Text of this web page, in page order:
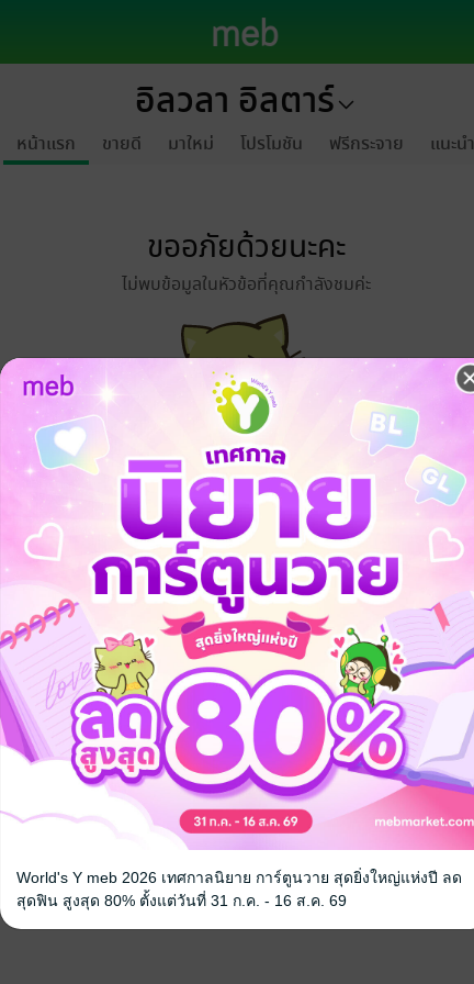
อิลวลา อิลตาร์
หน้าแรก ขายดี มาใหม่ โปรโมชัน ฟรีกระจาย แนะนำ
ขออภัยด้วยนะคะ
ไม่พบข้อมูลในหัวข้อที่คุณกำลังชมค่ะ
World's Y meb 2026 เทศกาลนิยาย การ์ตูนวาย สุดยิ่งใหญ่แห่งปี ลด
สุดฟิน สูงสุด 80% ตั้งแต่วันที่ 31 ก.ค. - 16 ส.ค. 69